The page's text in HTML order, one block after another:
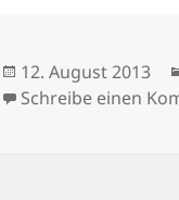
Veröffentlicht
am
12. August 2013
Schreibe einen